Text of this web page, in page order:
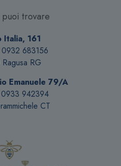
trovare
Italia, 161
683156
RG
Emanuele 79/A
942394
CT